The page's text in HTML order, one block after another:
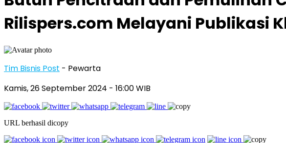
Rilispers.com Melayani Publikasi
Tim Bisnis Post - Pewarta
Kamis, 26 September 2024 - 16:00 WIB
URL berhasil dicopy